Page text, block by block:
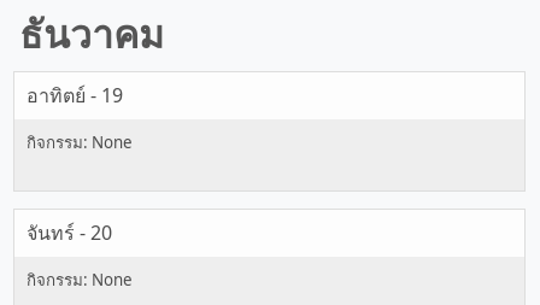
ธันวาคม
อาทิตย์ - 19
จันทร์ - 20